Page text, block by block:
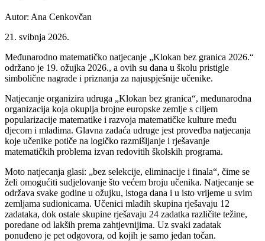
Autor: Ana Cenkovčan
21. svibnja 2026.
Međunarodno matematičko natjecanje „Klokan bez granica 2026.“
održano je 19. ožujka 2026., a ovih su dana u školu pristigle
simbolične nagrade i priznanja za najuspješnije učenike.
Natjecanje organizira udruga „Klokan bez granica“, međunarodna
organizacija koja okuplja brojne europske zemlje s ciljem
popularizacije matematike i razvoja matematičke kulture među
djecom i mladima. Glavna zadaća udruge jest provedba natjecanja
koje učenike potiče na logičko razmišljanje i rješavanje
matematičkih problema izvan redovitih školskih programa.
Moto natjecanja glasi: „bez selekcije, eliminacije i finala“, čime se
želi omogućiti sudjelovanje što većem broju učenika. Natjecanje se
održava svake godine u ožujku, istoga dana i u isto vrijeme u svim
zemljama sudionicama. Učenici mlađih skupina rješavaju 12
zadataka, dok ostale skupine rješavaju 24 zadatka različite težine,
poredane od lakših prema zahtjevnijima. Uz svaki zadatak
ponuđeno je pet odgovora, od kojih je samo jedan točan.